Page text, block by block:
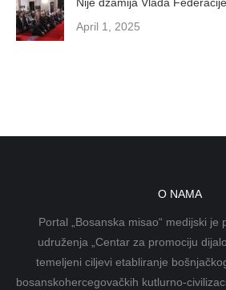
Nije džamija Vlada Federacije
April 1, 2025
O NAMA
Portal „Bosanska misao“ medijski je
udruženja „Centar za promociju
temeljeni ciljevi etabliranje
bosanskohercegovačkih kutlurno-